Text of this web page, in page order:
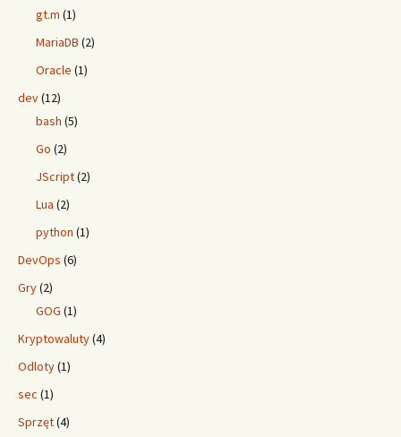
gt.m (1)
MariaDB (2)
Oracle (1)
dev(12)
bash (5)
Go (2)
JScript(2)
Lua (2)
python (1)
DevOps (6)
Gry(2)
GOG (1)
Kryptowaluty(4)
Odloty(1)
sec (1)
Sprzęt(4)